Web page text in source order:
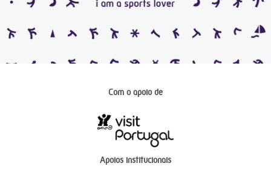
Com o apoio de
Apoios institucionais